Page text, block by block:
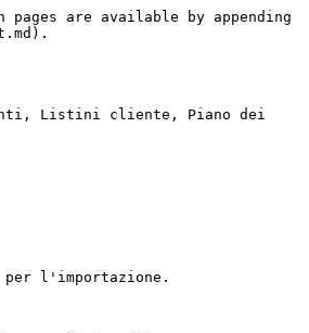
are available by appending
Listini cliente, Piano dei
per l'importazione.